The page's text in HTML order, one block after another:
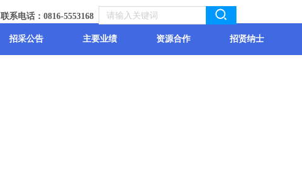
联系电话：0816-5553168
招采公告 主要业绩 资源合作 招贤纳士